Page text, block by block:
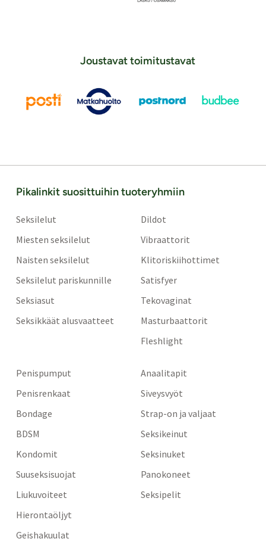
Joustavat toimitustavat
Pikalinkit suosittuihin tuoteryhmiin
Seksilelut
Miesten seksilelut
Naisten seksilelut
Seksilelut pariskunnille
Seksiasut
Seksikkäät alusvaatteet
Dildot
Vibraattorit
Klitoriskiihottimet
Satisfyer
Tekovaginat
Masturbaattorit
Fleshlight
Penispumput
Penisrenkaat
Bondage
BDSM
Kondomit
Suuseksisuojat
Liukuvoiteet
Hierontaöljyt
Geishakuulat
Anaalitapit
Siveysvyöt
Strap-on ja valjaat
Seksikeinut
Seksinuket
Panokoneet
Seksipelit